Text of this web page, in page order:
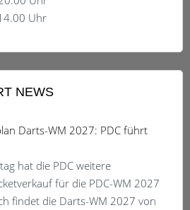
Uhr
NEWS
Darts-WM 2027: PDC führt
hat die PDC weitere
für die PDC-WM 2027
findet die Darts-WM 2027 von